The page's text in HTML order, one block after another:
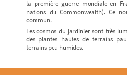
la première guerre mondiale en
nations du Commonwealth). Ce
commun.
Les cosmos du jardinier sont très
des plantes hautes de terrains
terrains peu humides.